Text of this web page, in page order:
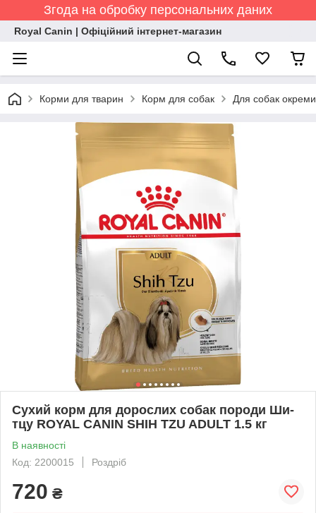
Згода на обробку персональних даних
Royal Canin | Офіційний інтернет-магазин
Корми для тварин Корм для собак Для собак
Сухий корм для дорослих собак породи Ши-
тцу ROYAL CANIN SHIH TZU ADULT 1.5 кг
В наявності
Код: 2200015
Роздріб
720 ₴